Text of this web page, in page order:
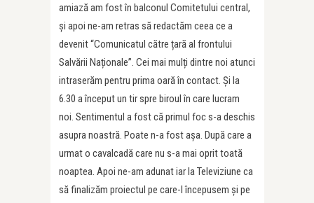
amiază am fost în balconul Comitetului central,
și apoi ne-am retras să redactăm ceea ce a
devenit “Comunicatul către țară al frontului
Salvării Naționale”. Cei mai mulți dintre noi atunci
intraserăm pentru prima oară în contact. Și la
6.30 a început un tir spre biroul în care lucram
noi. Sentimentul a fost că primul foc s-a deschis
asupra noastră. Poate n-a fost așa. După care a
urmat o cavalcadă care nu s-a mai oprit toată
noaptea. Apoi ne-am adunat iar la Televiziune ca
să finalizăm proiectul pe care-l începusem și pe